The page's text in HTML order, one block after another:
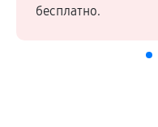
бесплатно.